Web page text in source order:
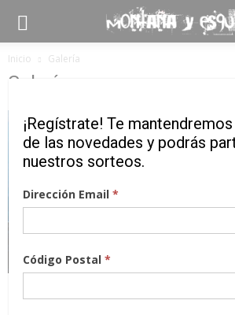
Inicio Galería
Galería
¡Regístrate! Te
de las novedades y podrás
nuestros sorteos.
Dirección Email*
Código Postal*